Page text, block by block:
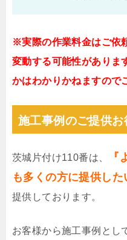
※実際の作業料金はご依
変動する可能性がありま
かはわかりかねますので
施工事例のご提供お
茨城片付け110番は、
も多くの方に提供した
提供しております。
お客様から施工事例とし